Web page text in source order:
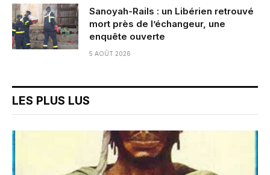
Sanoyah-Rails : un Libérien retrouvé
mort près de l’échangeur, une
enquête ouverte
5 AOÛT 2026
LES PLUS LUS